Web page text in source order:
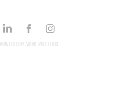
Powered by Adobe Portfolio